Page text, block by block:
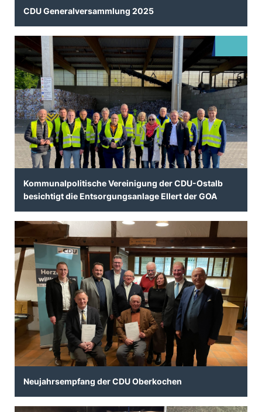
CDU Generalversammlung 2025
Kommunalpolitische Vereinigung der CDU-Ostalb
besichtigt die Entsorgungsanlage Ellert der GOA
Neujahrsempfang der CDU Oberkochen